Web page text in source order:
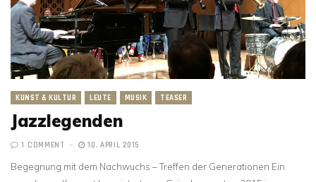
KUNST & KULTUR LEUTE MUSIK TEASER
Jazzlegenden
1 COMMENT 10. APRIL 2015
Begegnung mit dem Nachwuchs – Treffen der Generationen Ein